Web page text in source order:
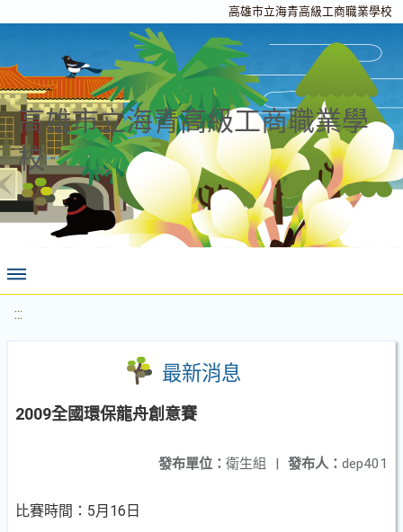
高雄市立海青高級工商職業學校
高雄市立海青高級工商職業學
校
:::
最新消息
2009全國環保龍舟創意賽
發布人： dep401
發布單位： 衛生組 |
比賽時間：5月16日